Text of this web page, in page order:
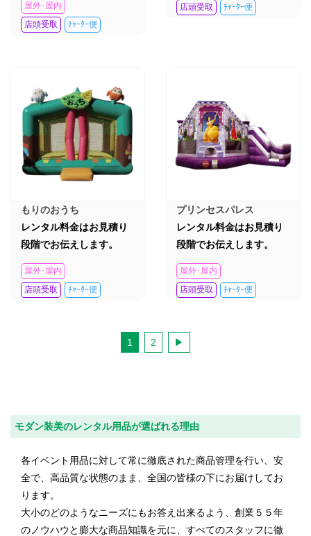
屋外･屋内
店頭受取
ﾁｬｰﾀｰ便
店頭受取
ﾁｬｰﾀｰ便
もりのおうち
レンタル料金はお見積り
段階でお伝えします。
屋外･屋内
店頭受取
ﾁｬｰﾀｰ便
プリンセスパレス
レンタル料金はお見積り
段階でお伝えします。
屋外･屋内
店頭受取
ﾁｬｰﾀｰ便
1 2
モダン装美のレンタル用品が選ばれる理由
各イベント用品に対して常に徹底された商品管理を行い、安
全で、高品質な状態のまま、全国の皆様の下にお届けしてお
ります。
大小のどのようなニーズにもお答え出来るよう、創業５５年
のノウハウと膨大な商品知識を元に、すべてのスタッフに徹